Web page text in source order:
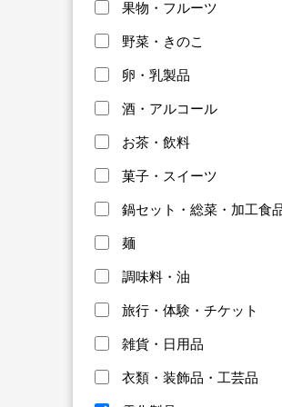
果物・フルーツ
野菜・きのこ
卵・乳製品
酒・アルコール
お茶・飲料
菓子・スイーツ
鍋セット・総菜・加工食
麺
調味料・油
旅行・体験・チケット
雑貨・日用品
衣類・装飾品・工芸品